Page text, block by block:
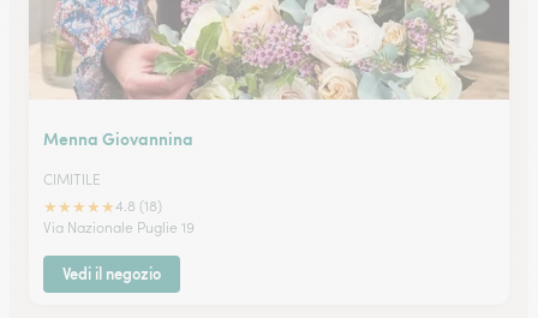
Menna Giovannina
CIMITILE
★★★★★4.8 (18)
Via Nazionale Puglie 19
Vedi il negozio